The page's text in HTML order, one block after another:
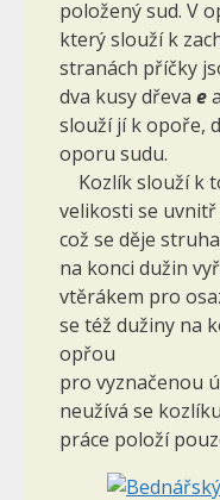
položený sud. V
který slouží k
stranách příčky
dva kusy dřeva ea
slouží jí k opoře,
oporu sudu.
Kozlík slouží k
velikosti se
což se děje
na konci dužin
vtěrákem pro
se též dužiny na
opřou
pro vyznačenou
neužívá se
práce položí